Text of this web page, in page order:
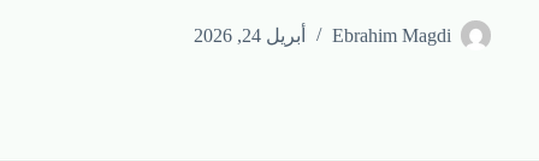
Ebrahim Magdi أبريل 24, 2026